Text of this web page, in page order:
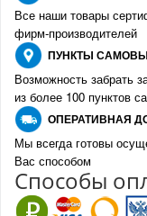
Все наши товары
фирм-производителей
ПУНКТЫ
Возможность забрать
из более 100 пунктов
ОПЕРАТИВНАЯ
Мы всегда готовы
Вас способом
Способы